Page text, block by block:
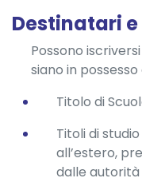
Destinatari
Possono
siano in
Titolo di
Titoli di
all’estero,
dalle